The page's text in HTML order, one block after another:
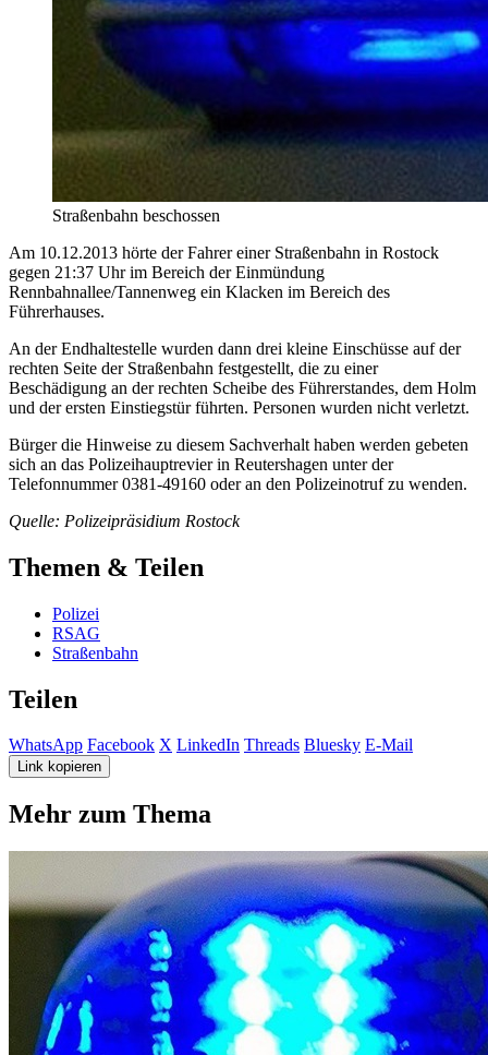
Straßenbahn beschossen
Am 10.12.2013 hörte der Fahrer einer Straßenbahn in Rostock
gegen 21:37 Uhr im Bereich der Einmündung
Rennbahnallee/Tannenweg ein Klacken im Bereich des
Führerhauses.
An der Endhaltestelle wurden dann drei kleine Einschüsse auf der
rechten Seite der Straßenbahn festgestellt, die zu einer
Beschädigung an der rechten Scheibe des Führerstandes, dem Holm
und der ersten Einstiegstür führten. Personen wurden nicht verletzt.
Bürger die Hinweise zu diesem Sachverhalt haben werden gebeten
sich an das Polizeihauptrevier in Reutershagen unter der
Telefonnummer 0381-49160 oder an den Polizeinotruf zu wenden.
Quelle: Polizeipräsidium Rostock
Themen & Teilen
Polizei
RSAG
Straßenbahn
Teilen
WhatsApp Facebook X LinkedIn Threads Bluesky E-Mail
Link kopieren
Mehr zum Thema